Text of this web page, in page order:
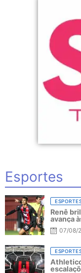
Esportes
Renê
avança
07/08/